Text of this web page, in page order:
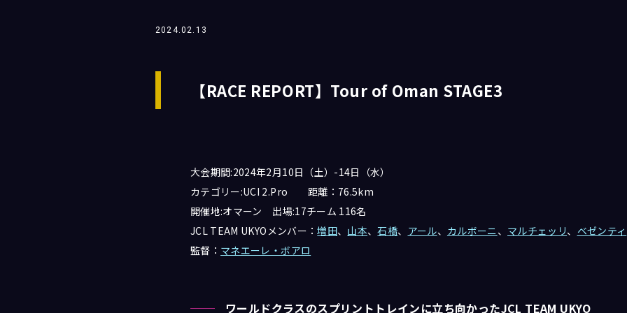
2024.02.13
【RACE REPORT】Tour of Oman STAGE3
大会期間:2024年2月10日（土）-14日（水）
カテゴリー:UCI 2.Pro 距離：76.5km
開催地:オマーン 出場:17チーム 116名
JCL TEAM UKYOメンバー：増田、 山本、石橋、 アール、 カルボーニ、 マルチェッリ、 ベゼンティ
監督： マネエーレ・ボアロ
ワールドクラスのスプリントトレインに立ち向かったJCL TEAM UKYO